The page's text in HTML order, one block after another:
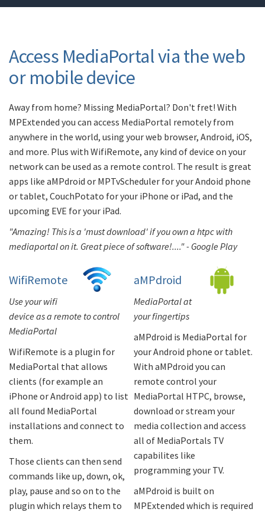
Access MediaPortal via the web
or mobile device
Away from home? Missing MediaPortal? Don't fret! With
MPExtended you can access MediaPortal remotely from
anywhere in the world, using your web browser, Android, iOS,
and more. Plus with WifiRemote, any kind of device on your
network can be used as a remote control. The result is great
apps like aMPdroid or MPTvScheduler for your Andoid phone
or tablet, CouchPotato for your iPhone or iPad, and the
upcoming EVE for your iPad.
"Amazing! This is a 'must download' if you own a htpc with
mediaportal on it. Great piece of software!...." - Google Play
WifiRemote
Use your wifi
device as a remote to control
MediaPortal
WifiRemote is a plugin for
MediaPortal that allows
clients (for example an
iPhone or Android app) to list
all found MediaPortal
installations and connect to
them.
Those clients can then send
commands like up, down, ok,
play, pause and so on to the
plugin which relays them to
aMPdroid
MediaPortal at
your fingertips
aMPdroid is MediaPortal for
your Android phone or tablet.
With aMPdroid you can
remote control your
MediaPortal HTPC, browse,
download or stream your
media collection and access
all of MediaPortals TV
capabilites like
programming your TV.
aMPdroid is built on
MPExtended which is required